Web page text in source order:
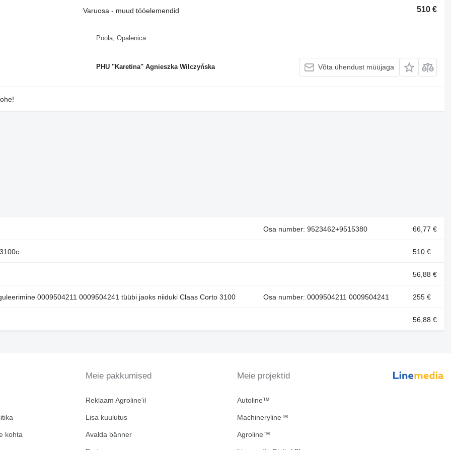
510 €
Varuosa - muud tööelemendid
Poola, Opalenica
PHU "Karetina" Agnieszka Wilczyńska Võta ühendust müüjaga
Osa number: 9523462+9515380 66,77 €
510 €
56,88 €
0009504211 0009504241 tüübi jaoks niiduki Claas Corto 3100 Osa number: 0009504211 0009504241 255 €
56,88 €
kohta
Meie pakkumised
Reklaam Agroline'il
Lisa kuulutus
Avalda bänner
Meie projektid
Autoline™
Machineryline™
Agroline™